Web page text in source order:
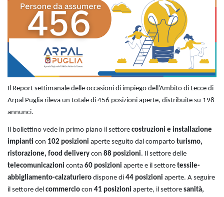
Il Report settimanale delle occasioni di impiego dell’Ambito di Lecce di
Arpal Puglia rileva un totale di 456 posizioni aperte, distribuite su 198
annunci.
Il bollettino vede in primo piano il settore costruzioni e installazione
impianti con 102 posizioni aperte seguito dal comparto turismo,
ristorazione, food delivery con 88 posizioni. Il settore delle
telecomunicazioni conta 60 posizioni aperte e il settore tessile-
abbigliamento-calzaturiero dispone di 44 posizioni aperte. A seguire
il settore del commercio con 41 posizioni aperte, il settore sanità,